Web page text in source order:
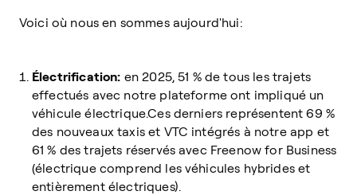
Voici où nous en sommes aujourd'hui:
Électrification: en 2025, 51 % de tous les trajets
effectués avec notre plateforme ont impliqué un
véhicule électrique.Ces derniers représentent 69 %
des nouveaux taxis et VTC intégrés à notre app et
61 % des trajets réservés avec Freenow for Business
(électrique comprend les véhicules hybrides et
entièrement électriques).